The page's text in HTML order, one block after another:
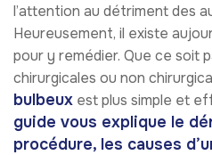
l’attention au détriment des
Heureusement, il existe
pour y remédier. Que ce soit
chirurgicales ou non
bulbeux est plus simple et
guide vous explique le
procédure, les causes